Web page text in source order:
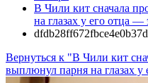
В Чили кит сначала
на глазах у его отца —
Вернуться к "В Чили кит
выплюнул парня на глазах